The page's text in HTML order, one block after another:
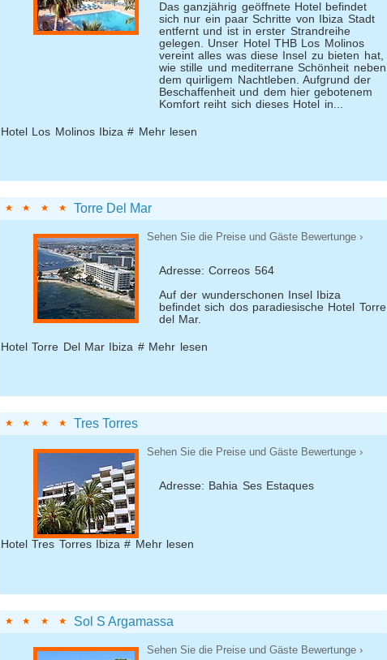
Das ganzjährig geöffnete Hotel befindet
sich nur ein paar Schritte von Ibiza Stadt
entfernt und ist in erster Strandreihe
gelegen. Unser Hotel THB Los Molinos
vereint alles was diese Insel zu bieten hat,
wie stille und mediterrane Schönheit neben
dem quirligem Nachtleben. Aufgrund der
Beschaffenheit und dem hier gebotenem
Komfort reiht sich dieses Hotel in...
Hotel Los Molinos Ibiza # Mehr lesen
Torre Del Mar
Sehen Sie die Preise und Gäste Bewertunge ›
Adresse: Correos 564
Auf der wunderschonen Insel Ibiza
befindet sich dos paradiesische Hotel Torre
del Mar.
Hotel Torre Del Mar Ibiza # Mehr lesen
Tres Torres
Sehen Sie die Preise und Gäste Bewertunge ›
Adresse: Bahia Ses Estaques
Hotel Tres Torres Ibiza # Mehr lesen
Sol S Argamassa
Sehen Sie die Preise und Gäste Bewertunge ›